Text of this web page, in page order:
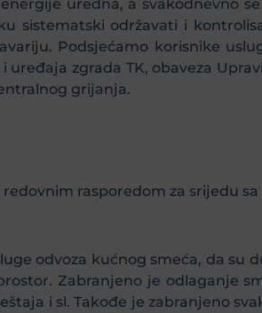
uredna, a svakodnevno
sistematski održavati i
Podsjećamo korisnike
uređaja zgrada TK, obaveza
grijanja.
redovnim rasporedom za srijedu
odvoza kućnog smeća, da su
Zabranjeno je odlaganje
i sl. Takođe je zabranjeno